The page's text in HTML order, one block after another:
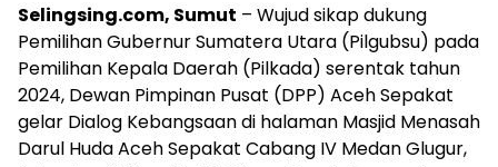
Selingsing.com, Sumut – Wujud sikap dukung
Pemilihan Gubernur Sumatera Utara (Pilgubsu) pada
Pemilihan Kepala Daerah (Pilkada) serentak tahun
2024, Dewan Pimpinan Pusat (DPP) Aceh Sepakat
gelar Dialog Kebangsaan di halaman Masjid Menasah
Darul Huda Aceh Sepakat Cabang IV Medan Glugur,